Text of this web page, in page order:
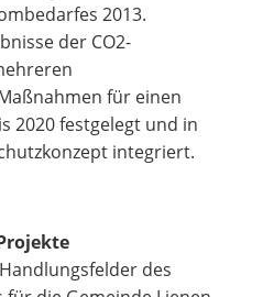
2013.
der CO2-
für einen
2020 festgelegt und in
integriert.
des